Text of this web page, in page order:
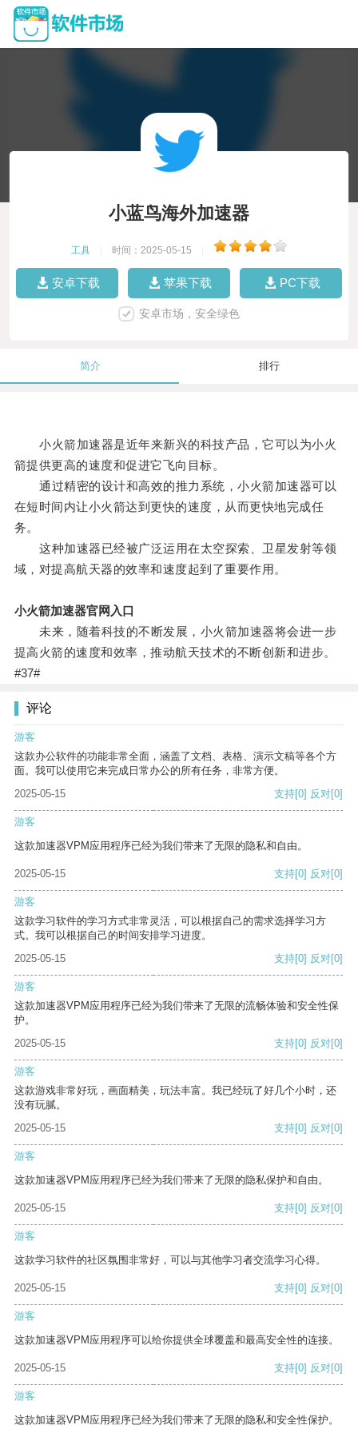
小蓝鸟海外加速器
工具 时间：2025-05-15
安卓下载 苹果下载 PC下载
安卓市场，安全绿色
简介 排行
小火箭加速器是近年来新兴的科技产品，它可以为小火
箭提供更高的速度和促进它飞向目标。
通过精密的设计和高效的推力系统，小火箭加速器可以
在短时间内让小火箭达到更快的速度，从而更快地完成任
务。
这种加速器已经被广泛运用在太空探索、卫星发射等领
域，对提高航天器的效率和速度起到了重要作用。
小火箭加速器官网入口
未来，随着科技的不断发展，小火箭加速器将会进一步
提高火箭的速度和效率，推动航天技术的不断创新和进步。
#37#
评论
游客
这款办公软件的功能非常全面，涵盖了文档、表格、演示文稿等各个方
面。我可以使用它来完成日常办公的所有任务，非常方便。
2025-05-15
支持[0] 反对[0]
游客
这款加速器VPM应用程序已经为我们带来了无限的隐私和自由。
2025-05-15 支持[0] 反对[0]
游客
这款学习软件的学习方式非常灵活，可以根据自己的需求选择学习方
式。我可以根据自己的时间安排学习进度。
2025-05-15
支持[0] 反对[0]
游客
这款加速器VPM应用程序已经为我们带来了无限的流畅体验和安全性保
护。
2025-05-15
支持[0] 反对[0]
游客
这款游戏非常好玩，画面精美，玩法丰富。我已经玩了好几个小时，还
没有玩腻。
2025-05-15
支持[0] 反对[0]
游客
这款加速器VPM应用程序已经为我们带来了无限的隐私保护和自由。
2025-05-15 支持[0] 反对[0]
游客
这款学习软件的社区氛围非常好，可以与其他学习者交流学习心得。
2025-05-15 支持[0] 反对[0]
游客
这款加速器VPM应用程序可以给你提供全球覆盖和最高安全性的连接。
2025-05-15 支持[0] 反对[0]
游客
这款加速器VPM应用程序已经为我们带来了无限的隐私和安全性保护。